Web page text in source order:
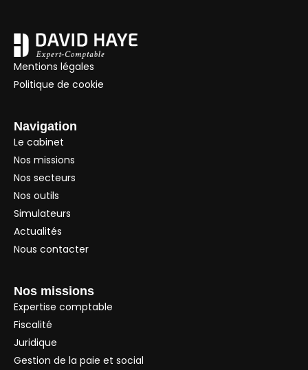
Mentions légales
Politique de cookie
Navigation
Le cabinet
Nos missions
Nos secteurs
Nos outils
Simulateurs
Actualités
Nous contacter
Nos missions
Expertise comptable
Fiscalité
Juridique
Gestion de la paie et social